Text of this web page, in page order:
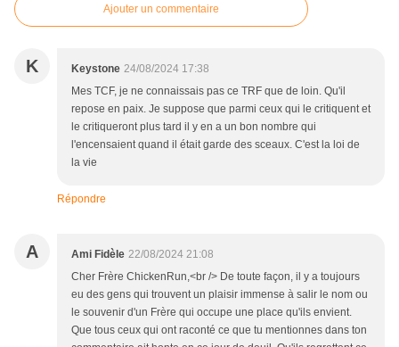
Ajouter un commentaire
K Keystone 24/08/2024 17:38
Mes TCF, je ne connaissais pas ce TRF que de loin. Qu'il
repose en paix. Je suppose que parmi ceux qui le critiquent et
le critiqueront plus tard il y en a un bon nombre qui
l'encensaient quand il était garde des sceaux. C'est la loi de
la vie
Répondre
A Ami Fidèle 22/08/2024 21:08
Cher Frère ChickenRun,<br /> De toute façon, il y a toujours
eu des gens qui trouvent un plaisir immense à salir le nom ou
le souvenir d'un Frère qui occupe une place qu'ils envient.
Que tous ceux qui ont raconté ce que tu mentionnes dans ton